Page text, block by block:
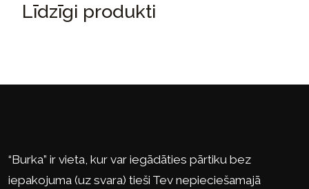
Līdzīgi produkti
“Burka” ir vieta, kur var iegādāties pārtiku bez
iepakojuma (uz svara) tieši Tev nepieciešamajā